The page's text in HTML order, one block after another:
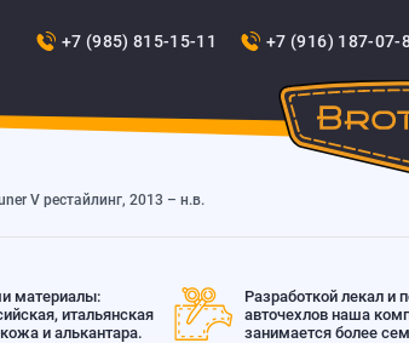
+7 (985) 815-15-11 +7 (916) 187-07-
V рестайлинг, 2013 – н.в.
материалы:
итальянская
и алькантара.
Разработкой лекал и
авточехлов наша
занимается более